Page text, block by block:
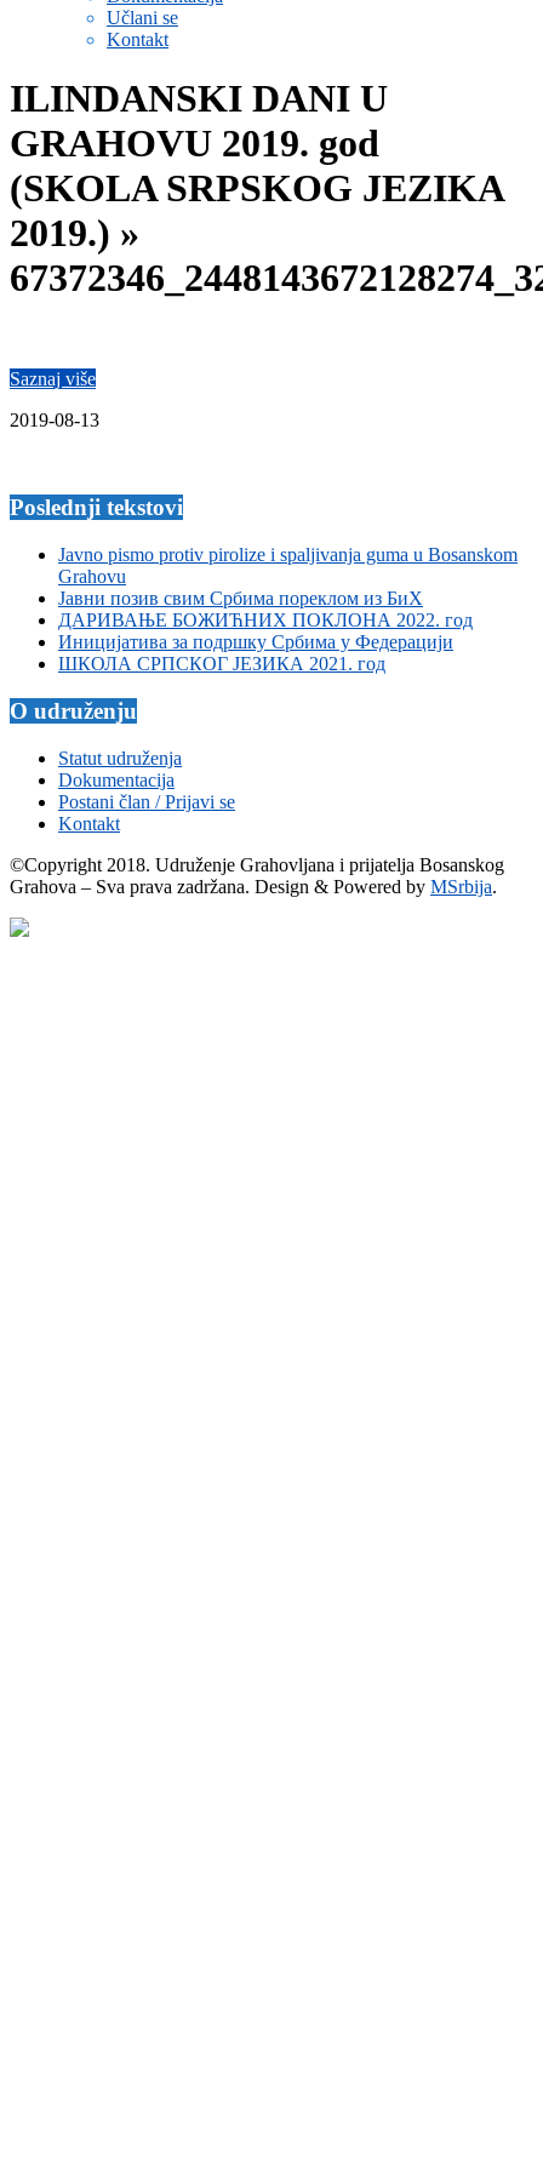
Učlani se
Kontakt
ILINDANSKI DANI U
GRAHOVU 2019. god
(SKOLA SRPSKOG JEZIKA
2019.) »
Saznaj više
2019-08-13
Poslednji tekstovi
Javno pismo protiv pirolize i spaljivanja guma u Bosanskom
Grahovu
Јавни позив свим Србима пореклом из БиХ
ДАРИВАЊЕ БОЖИЋНИХ ПОКЛОНА 2022. год
Иницијатива за подршку Србима у Федерацији
ШКОЛА СРПСКОГ ЈЕЗИКА 2021. год
O udruženju
Statut udruženja
Dokumentacija
Postani član / Prijavi se
Kontakt
©Copyright 2018. Udruženje Grahovljana i prijatelja Bosanskog
Grahova – Sva prava zadržana. Design & Powered by MSrbija.